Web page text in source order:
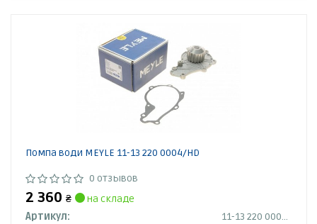
Помпа води MEYLE 11-13 220 0004/HD
0 отзывов
2 360 ₴
на складе
Артикул:
11-13 220 0004/HD